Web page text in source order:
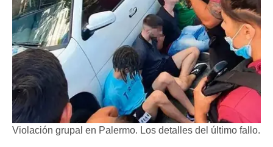
Violación grupal en Palermo. Los detalles del último fallo.